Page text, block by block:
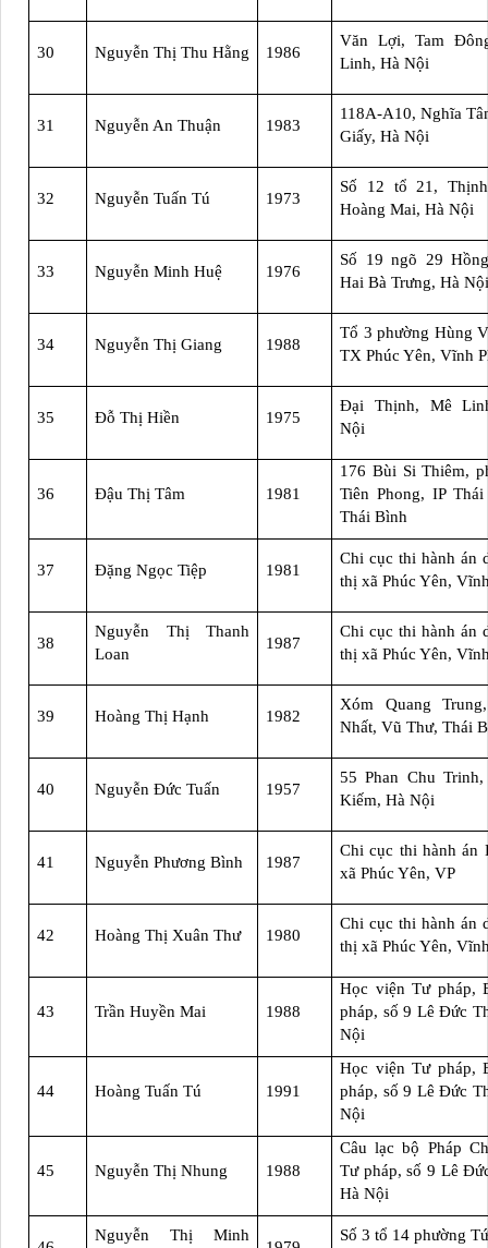
30 Nguyễn Thị Thu Hằng 1986
Văn Lợi, Tam
Linh, Hà Nội
31 Nguyễn An Thuận 1983
118A-A10, Nghĩa
Giấy, Hà Nội
32 Nguyễn Tuấn Tú 1973
Số 12 tổ 21,
Hoàng Mai, Hà Nội
33 Nguyễn Minh Huệ 1976
Số 19 ngõ 29
Hai Bà Trưng, Hà Nội
34 Nguyễn Thị Giang 1988
Tổ 3 phường Hùng
TX Phúc Yên, Vĩnh
35 Đỗ Thị Hiền 1975
Đại Thịnh, Mê
Nội
36 Đậu Thị Tâm 1981
176 Bùi Si Thiêm,
Tiên Phong, IP
Thái Bình
37 Đặng Ngọc Tiệp 1981
Chi cục thi hành án
thị xã Phúc Yên,
38
Nguyễn Thị Thanh
Loan
1987
Chi cục thi hành án
thị xã Phúc Yên,
39 Hoàng Thị Hạnh 1982
Xóm Quang
Nhất, Vũ Thư, Thái
40 Nguyễn Đức Tuấn 1957
55 Phan Chu Trinh,
Kiếm, Hà Nội
41 Nguyễn Phương Bình 1987
Chi cục thi hành án
xã Phúc Yên, VP
42 Hoàng Thị Xuân Thư 1980
Chi cục thi hành án
thị xã Phúc Yên,
43 Trần Huyền Mai 1988
Học viện Tư pháp,
pháp, số 9 Lê Đức
Nội
44 Hoàng Tuấn Tú 1991
Học viện Tư pháp,
pháp, số 9 Lê Đức
Nội
45 Nguyễn Thị Nhung 1988
Câu lạc bộ Pháp
Tư pháp, số 9 Lê
Hà Nội
Nguyễn Thị Minh Số 3 tổ 14 phường